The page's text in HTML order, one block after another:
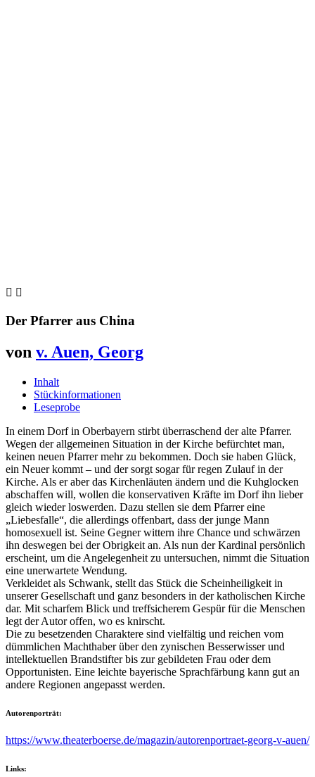
 
Der Pfarrer aus China
von v. Auen, Georg
Inhalt
Stückinformationen
Leseprobe
In einem Dorf in Oberbayern stirbt überraschend der alte Pfarrer.
Wegen der allgemeinen Situation in der Kirche befürchtet man,
keinen neuen Pfarrer mehr zu bekommen. Doch sie haben Glück,
ein Neuer kommt – und der sorgt sogar für regen Zulauf in der
Kirche. Als er aber das Kirchenläuten ändern und die Kuhglocken
abschaffen will, wollen die konservativen Kräfte im Dorf ihn lieber
gleich wieder loswerden. Dazu stellen sie dem Pfarrer eine
„Liebesfalle“, die allerdings offenbart, dass der junge Mann
homosexuell ist. Seine Gegner wittern ihre Chance und schwärzen
ihn deswegen bei der Obrigkeit an. Als nun der Kardinal persönlich
erscheint, um die Angelegenheit zu untersuchen, nimmt die Situation
eine unerwartete Wendung.
Verkleidet als Schwank, stellt das Stück die Scheinheiligkeit in
unserer Gesellschaft und ganz besonders in der katholischen Kirche
dar. Mit scharfem Blick und treffsicherem Gespür für die Menschen
legt der Autor offen, wo es knirscht.
Die zu besetzenden Charaktere sind vielfältig und reichen vom
dümmlichen Machthaber über den zynischen Besserwisser und
intellektuellen Brandstifter bis zur gebildeten Frau oder dem
Opportunisten. Eine leichte bayerische Sprachfärbung kann gut an
andere Regionen angepasst werden.
Autorenporträt:
https://www.theaterboerse.de/magazin/autorenportraet-georg-v-auen/
Links: